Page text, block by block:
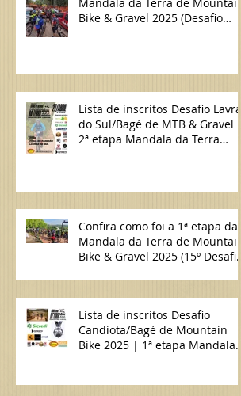
Bike & Gravel 2025 (Desafio
Lista de inscritos Desafio Lavras
do Sul/Bagé de MTB & Gravel |
2ª etapa Mandala da Terra
Confira como foi a 1ª etapa da
Mandala da Terra de Mountain
Bike & Gravel 2025 (15º Desafio
Lista de inscritos Desafio
Candiota/Bagé de Mountain
Bike 2025 | 1ª etapa Mandala